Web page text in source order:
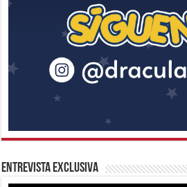
Entrevista Exclusiva